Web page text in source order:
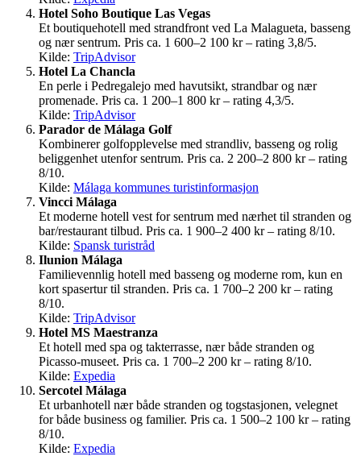
Hotel Soho Boutique Las Vegas
Et boutiquehotell med strandfront ved La Malagueta, basseng
og nær sentrum. Pris ca. 1 600–2 100 kr – rating 3,8/5.
Kilde: TripAdvisor
Hotel La Chancla
En perle i Pedregalejo med havutsikt, strandbar og nær
promenade. Pris ca. 1 200–1 800 kr – rating 4,3/5.
Kilde: TripAdvisor
Parador de Málaga Golf
Kombinerer golfopplevelse med strandliv, basseng og rolig
beliggenhet utenfor sentrum. Pris ca. 2 200–2 800 kr – rating
8/10.
Kilde: Málaga kommunes turistinformasjon
Vincci Málaga
Et moderne hotell vest for sentrum med nærhet til stranden og
bar/restaurant tilbud. Pris ca. 1 900–2 400 kr – rating 8/10.
Kilde: Spansk turistråd
Ilunion Málaga
Familievennlig hotell med basseng og moderne rom, kun en
kort spasertur til stranden. Pris ca. 1 700–2 200 kr – rating
8/10.
Kilde: TripAdvisor
Hotel MS Maestranza
Et hotell med spa og takterrasse, nær både stranden og
Picasso-museet. Pris ca. 1 700–2 200 kr – rating 8/10.
Kilde: Expedia
Sercotel Málaga
Et urbanhotell nær både stranden og togstasjonen, velegnet
for både business og familier. Pris ca. 1 500–2 100 kr – rating
8/10.
Kilde: Expedia